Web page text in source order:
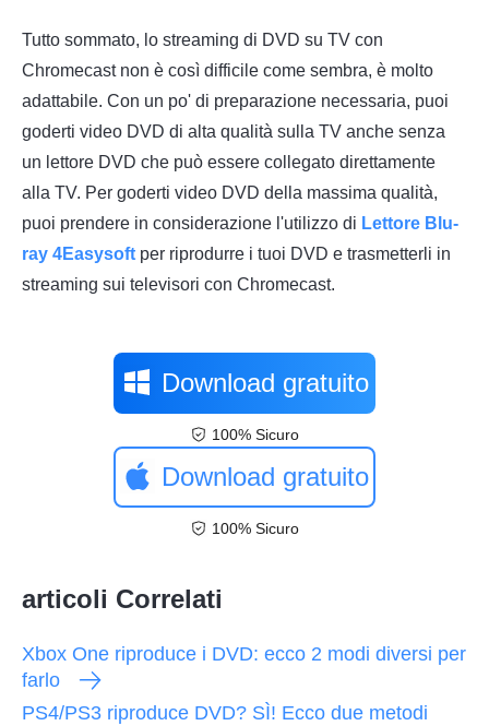
Tutto sommato, lo streaming di DVD su TV con
Chromecast non è così difficile come sembra, è molto
adattabile. Con un po' di preparazione necessaria, puoi
goderti video DVD di alta qualità sulla TV anche senza
un lettore DVD che può essere collegato direttamente
alla TV. Per goderti video DVD della massima qualità,
puoi prendere in considerazione l'utilizzo di Lettore Blu-
ray 4Easysoft per riprodurre i tuoi DVD e trasmetterli in
streaming sui televisori con Chromecast.
Download gratuito
100% Sicuro
Download gratuito
100% Sicuro
articoli Correlati
Xbox One riproduce i DVD: ecco 2 modi diversi per
farlo
PS4/PS3 riproduce DVD? SÌ! Ecco due metodi